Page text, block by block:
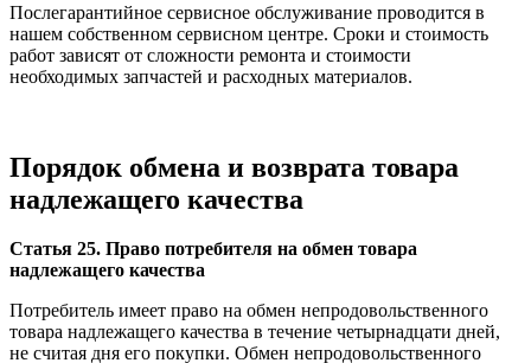
Послегарантийное сервисное обслуживание проводится в
нашем собственном сервисном центре. Сроки и стоимость
работ зависят от сложности ремонта и стоимости
необходимых запчастей и расходных материалов.
Порядок обмена и возврата товара
надлежащего качества
Статья 25. Право потребителя на обмен товара
надлежащего качества
Потребитель имеет право на обмен непродовольственного
товара надлежащего качества в течение четырнадцати дней,
не считая дня его покупки. Обмен непродовольственного